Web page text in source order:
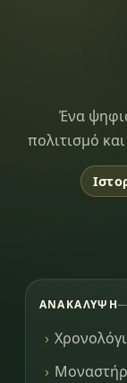
Ένα
πολιτισμό
ΑΝΑΚΆΛΥΨΗ